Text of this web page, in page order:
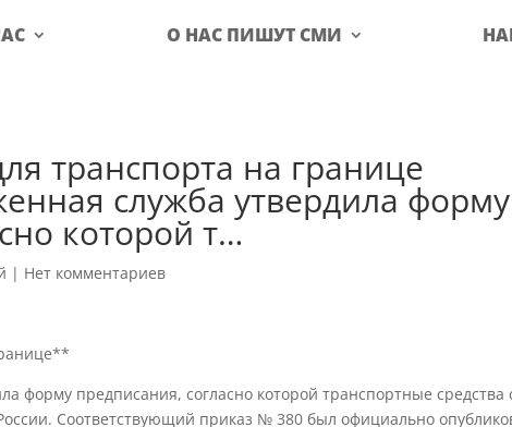
О НАС ПИШУТ СМИ
транспорта на границе
служба утвердила форму
которой т…
| Нет комментариев
форму предписания, согласно которой транспортные средства
Соответствующий приказ № 380 был официально